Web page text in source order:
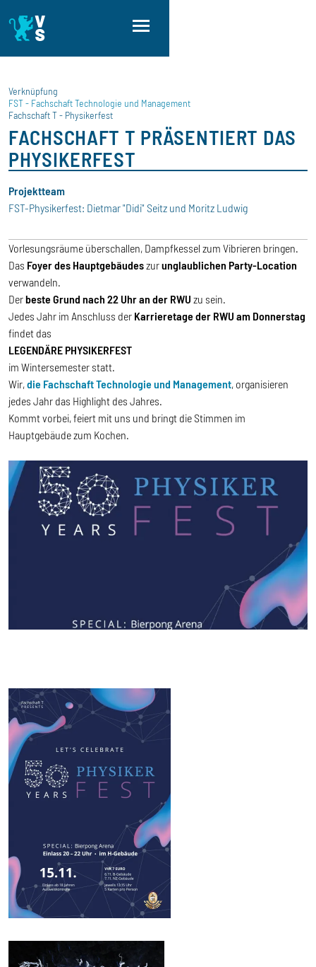
Verknüpfung
FST - Fachschaft Technologie und Management
Fachschaft T - Physikerfest
FACHSCHAFT T PRÄSENTIERT DAS
PHYSIKERFEST
Projektteam
FST-Physikerfest: Dietmar "Didi" Seitz und Moritz Ludwig
Vorlesungsräume überschallen, Dampfkessel zum Vibrieren bringen.
Das Foyer des Hauptgebäudeszurunglaublichen Party-Location
verwandeln.
Derbeste Grund nach 22 Uhr an der RWU zu sein.
Jedes Jahr im Anschluss der Karrieretage der RWU am Donnerstag
findet das
LEGENDÄRE PHYSIKERFEST
im Wintersemester statt.
Wir,die Fachschaft Technologie und Management, organisieren
jedes Jahr das Highlight des Jahres.
Kommt vorbei, feiert mit uns und bringt die Stimmen im
Hauptgebäude zum Kochen.